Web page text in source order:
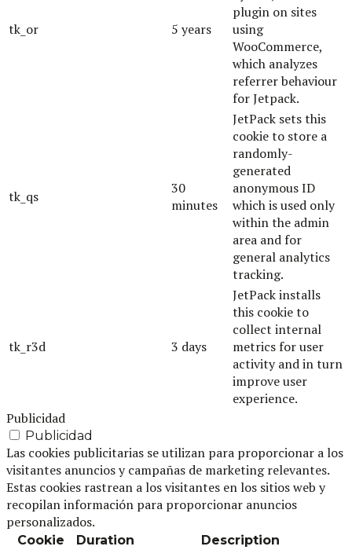
tk_or 5 years
plugin on sites
using
WooCommerce,
which analyzes
referrer behaviour
for Jetpack.
tk_qs
30
minutes
JetPack sets this
cookie to store a
randomly-
generated
anonymous ID
which is used only
within the admin
area and for
general analytics
tracking.
tk_r3d 3 days
JetPack installs
this cookie to
collect internal
metrics for user
activity and in turn
improve user
experience.
Publicidad
Publicidad
Las cookies publicitarias se utilizan para proporcionar a los
visitantes anuncios y campañas de marketing relevantes.
Estas cookies rastrean a los visitantes en los sitios web y
recopilan información para proporcionar anuncios
personalizados.
Cookie Duration Description